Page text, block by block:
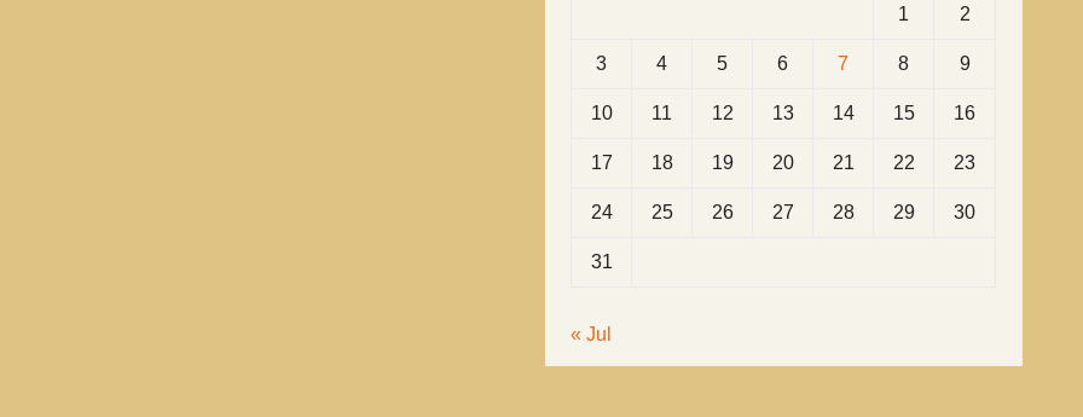
1 2
3 4 5 6 7 8 9
10 11 12 13 14 15 16
17 18 19 20 21 22 23
24 25 26 27 28 29 30
31
« Jul